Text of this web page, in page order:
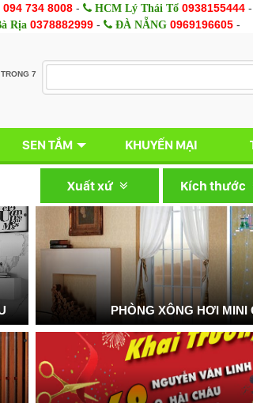
094 734 8008 - HCM Lý Thái Tổ 0938155444 -
Rịa 0378882999- ĐÀ NẴNG 0969196605-
7
SEN TẮM KHUYẾN MẠI
Kích thước
Xuất xứ
PHÒNG XÔNG HƠI MINI